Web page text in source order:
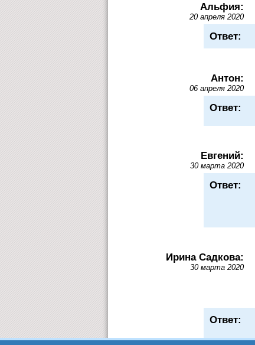
Альфия:
20 апреля 2020
Ответ:
Антон:
06 апреля 2020
Ответ:
Евгений:
30 марта 2020
Ответ:
Ирина Садкова:
30 марта 2020
Ответ: